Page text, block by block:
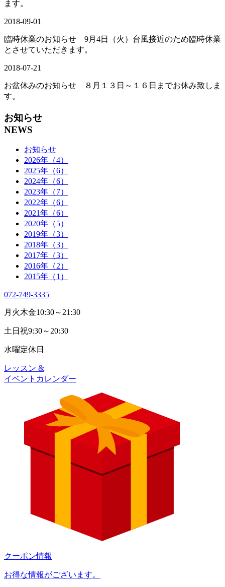
ます。
2018-09-01
臨時休業のお知らせ 9月4日（火）台風接近のため臨時休業
とさせていただきます。
2018-07-21
お盆休みのお知らせ ８月１３日～１６日までお休み致しま
す。
お知らせ
NEWS
お知らせ
2026年（4）
2025年（6）
2024年（6）
2023年（7）
2022年（6）
2021年（6）
2020年（5）
2019年（3）
2018年（3）
2017年（3）
2016年（2）
2015年（1）
072-749-3335
月火木金10:30～21:30
土日祝9:30～20:30
水曜定休日
レッスン &
イベントカレンダー
クーポン情報
お得な情報がございます。